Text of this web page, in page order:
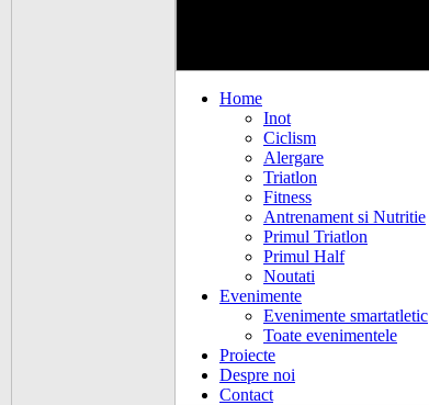
Home
Inot
Ciclism
Alergare
Triatlon
Fitness
Antrenament si Nutritie
Primul Triatlon
Primul Half
Noutati
Evenimente
Evenimente smartatletic
Toate evenimentele
Proiecte
Despre noi
Contact